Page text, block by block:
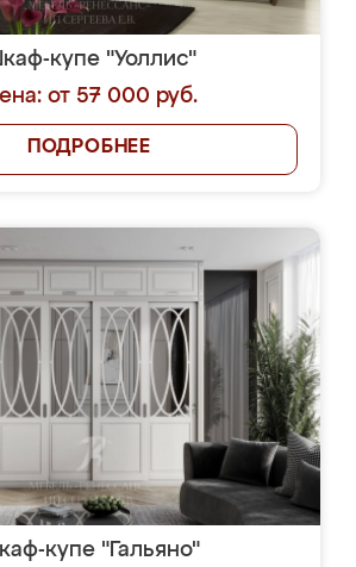
купе "Уоллис"
от 57 000 руб.
ПОДРОБНЕЕ
купе "Гальяно"